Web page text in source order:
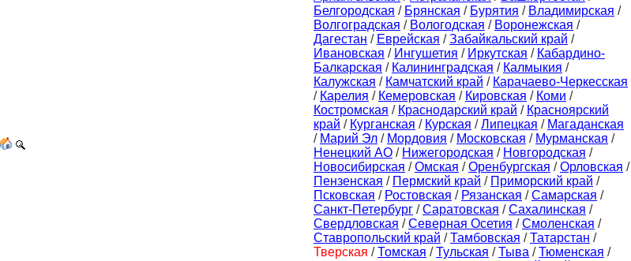
Белгородская / Брянская / Бурятия / Владимирская /
Волгоградская / Вологодская / Воронежская /
Дагестан / Еврейская /Забайкальский край /
Ивановская / Ингушетия / Иркутская / Кабардино-
Балкарская / Калининградская / Калмыкия /
Калужская / Камчатский край / Карачаево-Черкесская
/ Карелия / Кемеровская / Кировская / Коми /
Костромская / Краснодарский край / Красноярский
край / Курганская / Курская /Липецкая / Магаданская
/ Марий Эл / Мордовия / Московская / Мурманская /
Ненецкий АО / Нижегородская / Новгородская /
Новосибирская /Омская /Оренбургская /Орловская /
Пензенская / Пермский край / Приморский край /
Псковская / Ростовская / Рязанская /Самарская /
Санкт-Петербург /Саратовская /Сахалинская /
Свердловская /Северная Осетия /Смоленская /
Ставропольский край /Тамбовская /Татарстан /
Тверская /Томская /Тульская /Тыва /Тюменская /